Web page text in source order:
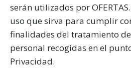
serán utilizados por
uso que sirva para cumplir
finalidades del tratamiento
personal recogidas en el
Privacidad.